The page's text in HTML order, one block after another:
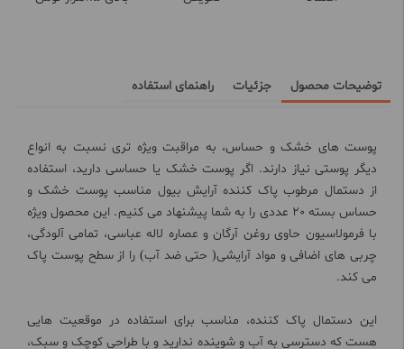
توضیحات محصول جزئیات راهنمای استفاده
پوست های خشک و حساس، به مراقبت ویژه تری نسبت به انواع
دیگر پوستی نیاز دارند. اگر پوست خشک یا حساسی دارید، استفاده
از دستمال مرطوب پاک کننده آرایش بیول مناسب پوست خشک و
حساس بسته 20 عددی را به شما پیشنهاد می کنیم. این محصول ویژه
با فرمولاسیون حاوی روغن آرگان و عصاره لاله عباسی، تمامی آلودگی،
چربی های اضافی و مواد آرایشی( حتی ضد آب) را از سطح پوست پاک
می کند.
این دستمال پاک کننده، مناسب برای استفاده در موقعیت هایی
هست که دسترسی به آب و شوینده ندارید و با طراحی کوچک و سبک،